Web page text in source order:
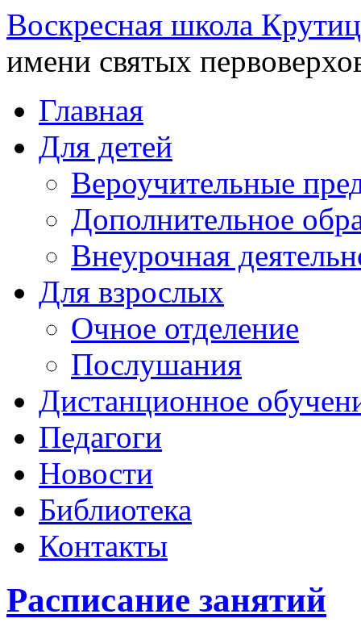
Воскресная школа
имени святых
Главная
Для детей
Вероучительные
Дополнительное
Внеурочная
Для взрослых
Очное отделение
Послушания
Дистанционное
Педагоги
Новости
Библиотека
Контакты
Расписание занятий